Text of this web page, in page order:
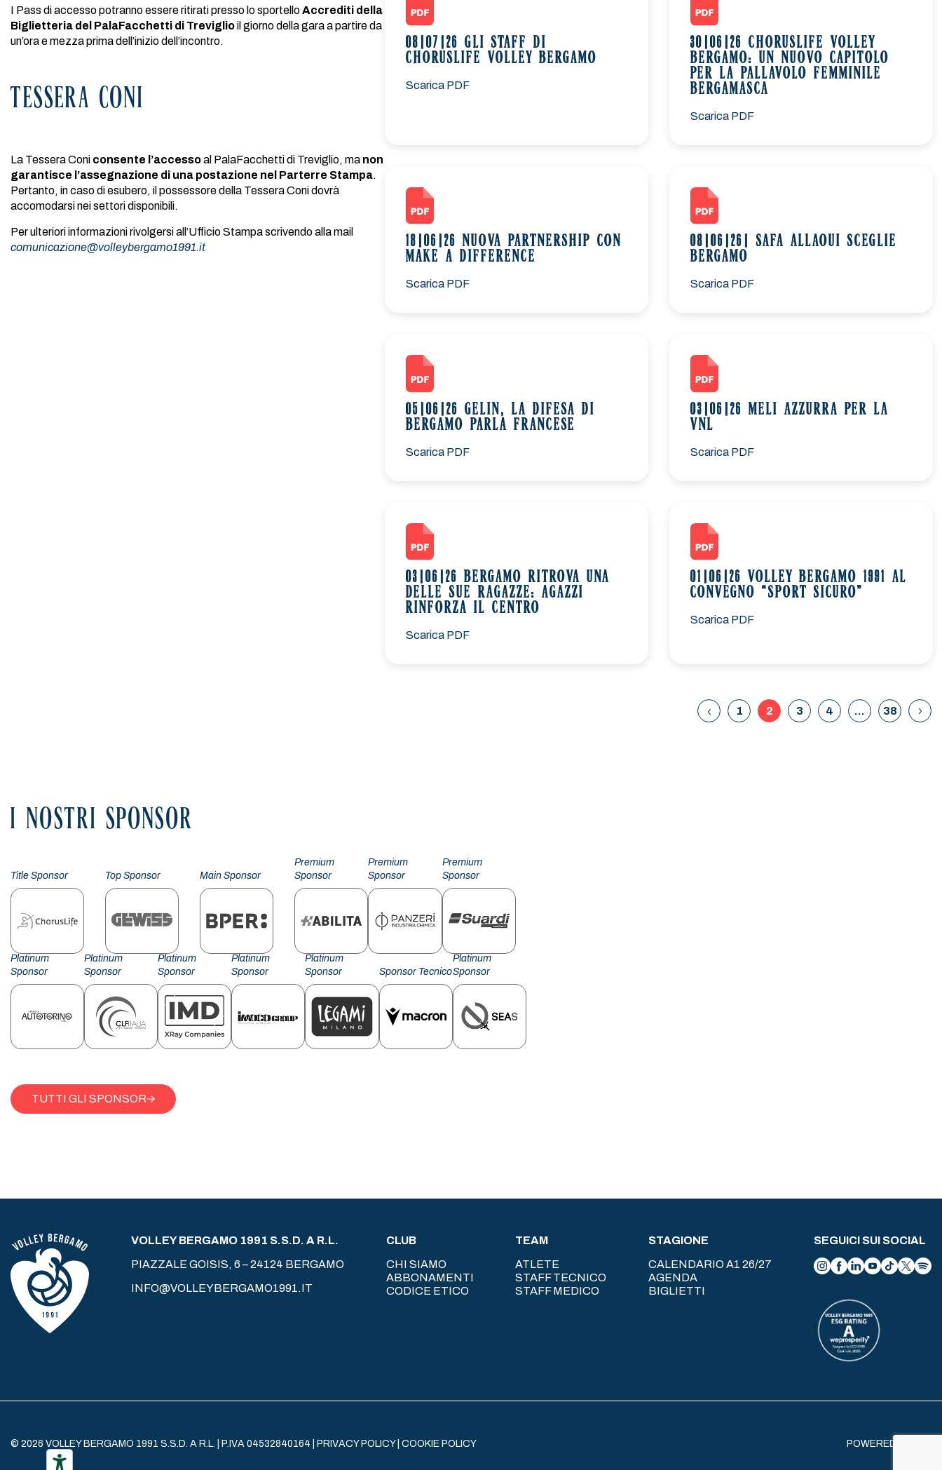
I Pass di accesso potranno essere ritirati presso lo sportelloAccrediti della
Biglietteria del PalaFacchetti di Treviglioil giorno della gara a partire da
un’ora e mezza prima dell’inizio dell’incontro.
TESSERA CONI
La Tessera Coni consente l’accessoal PalaFacchetti di Treviglio, ma non
garantisce l’assegnazione di una postazione nel Parterre Stampa.
Pertanto, in caso di esubero, il possessore della Tessera Coni dovrà
accomodarsi nei settori disponibili.
Per ulteriori informazioni rivolgersi all’Ufficio Stampa scrivendo alla mail
comunicazione@volleybergamo1991.it
08|07|26 GLI STAFF DI
CHORUSLIFE VOLLEY BERGAMO
Scarica PDF
30|06|26 CHORUSLIFE VOLLEY
BERGAMO: UN NUOVO CAPITOLO
PER LA PALLAVOLO FEMMINILE
BERGAMASCA
Scarica PDF
18|06|26 NUOVA PARTNERSHIP CON
MAKE A DIFFERENCE
Scarica PDF
08|06|26| SAFA ALLAOUI SCEGLIE
BERGAMO
Scarica PDF
05|06|26 GELIN, LA DIFESA DI
BERGAMO PARLA FRANCESE
Scarica PDF
03|06|26 MELI AZZURRA PER LA
VNL
Scarica PDF
03|06|26 BERGAMO RITROVA UNA
DELLE SUE RAGAZZE: AGAZZI
RINFORZA IL CENTRO
Scarica PDF
01|06|26 VOLLEY BERGAMO 1991 AL
CONVEGNO “SPORT SICURO”
Scarica PDF
1 2 3 4 … 38
I NOSTRI SPONSOR
Title Sponsor Top Sponsor Main Sponsor
Premium
Sponsor
Premium
Sponsor
Premium
Sponsor
Platinum
Sponsor
Platinum
Sponsor
Platinum
Sponsor
Platinum
Sponsor
Platinum
Sponsor
Sponsor Tecnico
Platinum
Sponsor
TUTTI GLI SPONSOR
VOLLEY BERGAMO 1991 S.S.D. A R.L.
PIAZZALE GOISIS, 6 – 24124 BERGAMO
INFO@VOLLEYBERGAMO1991.IT
CLUB
CHI SIAMO
ABBONAMENTI
CODICE ETICO
TEAM
ATLETE
STAFF TECNICO
STAFF MEDICO
STAGIONE
CALENDARIO A1 26/27
AGENDA
BIGLIETTI
SEGUICI SUI SOCIAL
© 2026 VOLLEY BERGAMO 1991 S.S.D. A R.L. | P.IVA 04532840164 | PRIVACY POLICY| COOKIE POLICY POWERED BY